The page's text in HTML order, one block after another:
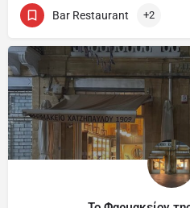
Bar Restaurant +2